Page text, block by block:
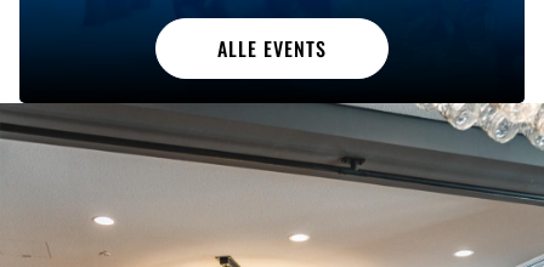
ALLE EVENTS